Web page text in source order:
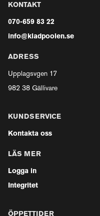
KONTAKT
070-659 83 22
info@kladpoolen.se
ADRESS
Upplagsvgen 17
982 38 Gällivare
KUNDSERVICE
Kontakta oss
LÄS MER
Logga in
Integritet
ÖPPETTIDER